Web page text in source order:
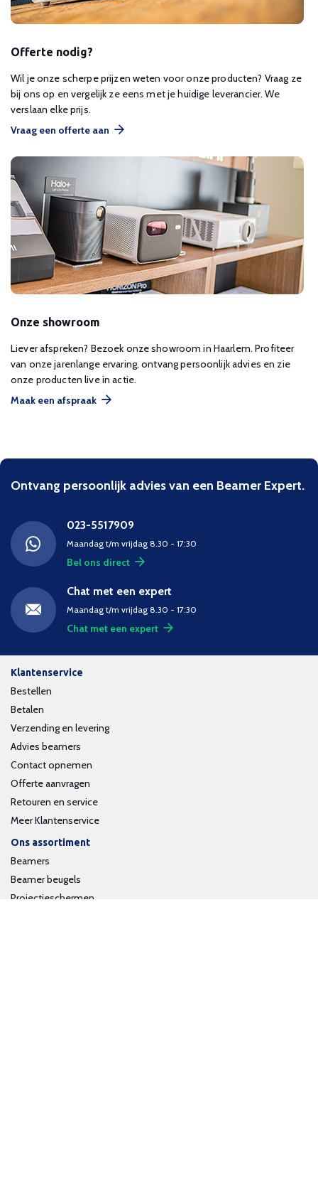
Offerte nodig?
Wil je onze scherpe prijzen weten voor onze producten? Vraag ze
bij ons op en vergelijk ze eens met je huidige leverancier. We
verslaan elke prijs.
Vraag een offerte aan
Onze showroom
Liever afspreken? Bezoek onze showroom in Haarlem. Profiteer
van onze jarenlange ervaring, ontvang persoonlijk advies en zie
onze producten live in actie.
Maak een afspraak
Ontvang persoonlijk advies van een Beamer Expert.
023-5517909
Maandag t/m vrijdag 8.30 - 17:30
Bel ons direct
Chat met een expert
Maandag t/m vrijdag 8.30 - 17:30
Chat met een expert
Klantenservice
Bestellen
Betalen
Verzending en levering
Advies beamers
Contact opnemen
Offerte aanvragen
Retouren en service
Meer Klantenservice
Ons assortiment
Beamers
Beamer beugels
Projectieschermen